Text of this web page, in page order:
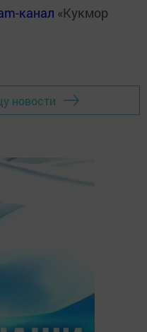
канал «Кукмор
новости